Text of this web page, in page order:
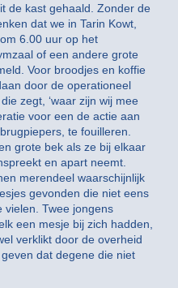
de kast gehaald. Zonder de
dat we in Tarin Kowt,
6.00 uur op het
of een andere grote
Voor broodjes en koffie
door de operationeel
zegt, ‘waar zijn wij mee
voor een de actie aan
te fouilleren.
grote bek als ze bij elkaar
en apart neemt.
merendeel waarschijnlijk
gevonden die niet eens
vielen. Twee jongens
een mesje bij zich hadden,
verklikt door de overheid
dat degene die niet